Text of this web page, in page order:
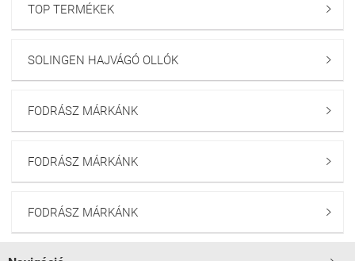
TOP TERMÉKEK 
SOLINGEN HAJVÁGÓ OLLÓK 
FODRÁSZ MÁRKÁNK 
FODRÁSZ MÁRKÁNK 
FODRÁSZ MÁRKÁNK 